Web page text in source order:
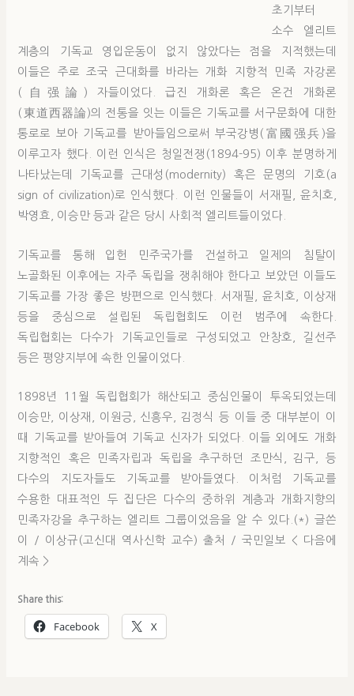
초기부터
소수 엘리트
계층의 기독교 영입운동이 없지 않았다는 점을 지적했는데
이들은 주로 조국 근대화를 바라는 개화 지향적 민족 자강론
(自强論) 자들이었다. 급진 개화론 혹은 온건 개화론
(東道西器論)의 전통을 잇는 이들은 기독교를 서구문화에 대한
통로로 보아 기독교를 받아들임으로써 부국강병(富國强兵)을
이루고자 했다. 이런 인식은 청일전쟁(1894-95) 이후 분명하게
나타났는데 기독교를 근대성(modernity) 혹은 문명의 기호(a
sign of civilization)로 인식했다. 이런 인물들이 서재필, 윤치호,
박영효, 이승만 등과 같은 당시 사회적 엘리트들이었다.
기독교를 통해 입헌 민주국가를 건설하고 일제의 침탈이
노골화된 이후에는 자주 독립을 쟁취해야 한다고 보았던 이들도
기독교를 가장 좋은 방편으로 인식했다. 서재필, 윤치호, 이상재
등을 중심으로 설립된 독립협회도 이런 범주에 속한다.
독립협회는 다수가 기독교인들로 구성되었고 안창호, 길선주
등은 평양지부에 속한 인물이었다.
1898년 11월 독립협회가 해산되고 중심인물이 투옥되었는데
이승만, 이상재, 이원긍, 신흥우, 김정식 등 이들 중 대부분이 이
때 기독교를 받아들여 기독교 신자가 되었다. 이들 외에도 개화
지향적인 혹은 민족자립과 독립을 추구하던 조만식, 김구, 등
다수의 지도자들도 기독교를 받아들였다. 이처럼 기독교를
수용한 대표적인 두 집단은 다수의 중하위 계층과 개화지향의
민족자강을 추구하는 엘리트 그룹이었음을 알 수 있다.(*) 글쓴
이 / 이상규(고신대 역사신학 교수) 출처 / 국민일보 < 다음에
계속 >
Share this:
Facebook X